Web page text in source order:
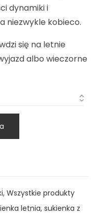
dynamiki i
niezwykle kobieco.
się na letnie
albo wieczorne
, Wszystkie produkty
letnia, sukienka z